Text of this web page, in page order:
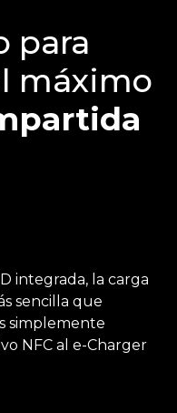
para
máximo
integrada, la carga
sencilla que
simplemente
NFC al e-Charger